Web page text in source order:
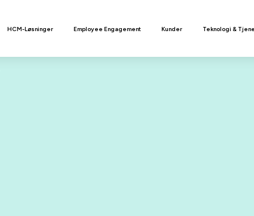
HCM-Løsninger Employee Engagement Kunder Teknologi &